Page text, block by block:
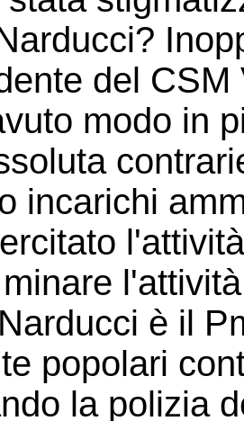
del
modo in
incarichi
è il
popolari
la polizia